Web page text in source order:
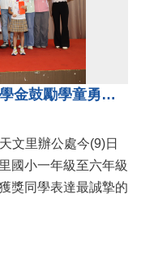
地方各界齊心支持教育 天文里獎學金鼓勵學童勇敢追夢
國小一年級至六年級
獎同學表達最誠摯的